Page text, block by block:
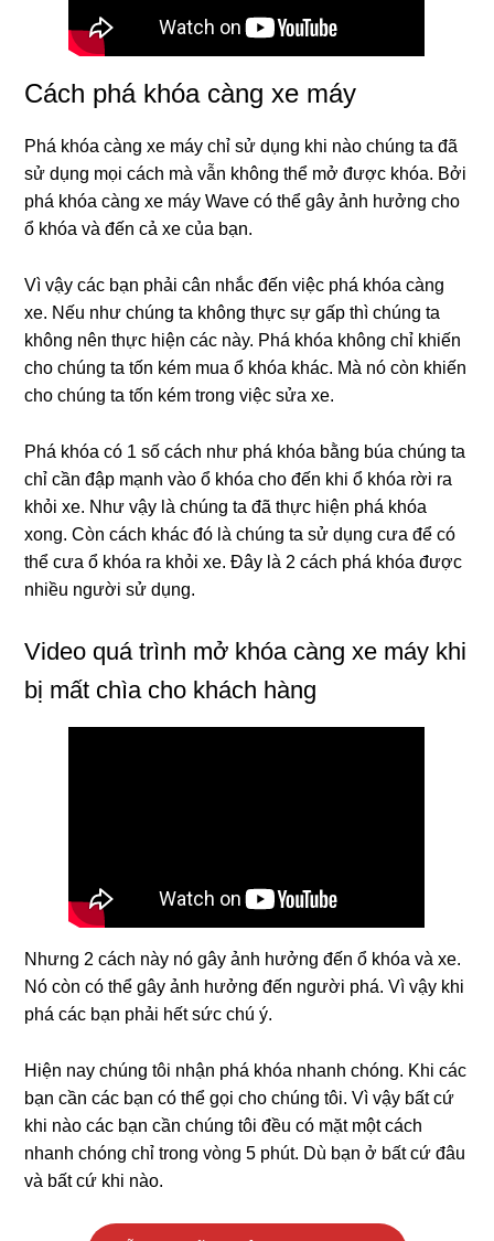
Cách phá khóa càng xe máy
Phá khóa càng xe máy chỉ sử dụng khi nào chúng ta đã
sử dụng mọi cách mà vẫn không thể mở được khóa. Bởi
phá khóa càng xe máy Wave có thể gây ảnh hưởng cho
ổ khóa và đến cả xe của bạn.
Vì vậy các bạn phải cân nhắc đến việc phá khóa càng
xe. Nếu như chúng ta không thực sự gấp thì chúng ta
không nên thực hiện các này. Phá khóa không chỉ khiến
cho chúng ta tốn kém mua ổ khóa khác. Mà nó còn khiến
cho chúng ta tốn kém trong việc sửa xe.
Phá khóa có 1 số cách như phá khóa bằng búa chúng ta
chỉ cần đập mạnh vào ổ khóa cho đến khi ổ khóa rời ra
khỏi xe. Như vậy là chúng ta đã thực hiện phá khóa
xong. Còn cách khác đó là chúng ta sử dụng cưa để có
thể cưa ổ khóa ra khỏi xe. Đây là 2 cách phá khóa được
nhiều người sử dụng.
Video quá trình mở khóa càng xe máy khi
bị mất chìa cho khách hàng
Nhưng 2 cách này nó gây ảnh hưởng đến ổ khóa và xe.
Nó còn có thể gây ảnh hưởng đến người phá. Vì vậy khi
phá các bạn phải hết sức chú ý.
Hiện nay chúng tôi nhận phá khóa nhanh chóng. Khi các
bạn cần các bạn có thể gọi cho chúng tôi. Vì vậy bất cứ
khi nào các bạn cần chúng tôi đều có mặt một cách
nhanh chóng chỉ trong vòng 5 phút. Dù bạn ở bất cứ đâu
và bất cứ khi nào.